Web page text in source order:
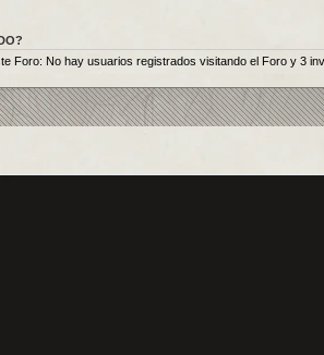
Foro: No hay usuarios registrados visitando el Foro y 3